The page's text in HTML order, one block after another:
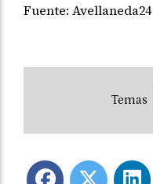
Fuente: Avellaneda24